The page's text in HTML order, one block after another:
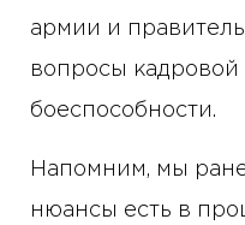
армии и
вопросы кадровой
боеспособности.
Напомним, мы
нюансы есть в